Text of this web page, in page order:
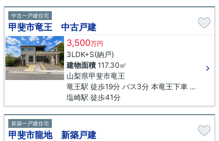
中古一戸建住宅
甲斐市竜王 中古戸建
3,500万円
3LDK+S(納戸)
建物面積117.30㎡
山梨県甲斐市竜王
竜王駅 徒歩19分 バス3分 本竜王下車 徒歩5分
塩崎駅 徒歩41分
新築一戸建住宅
甲斐市龍地 新築戸建